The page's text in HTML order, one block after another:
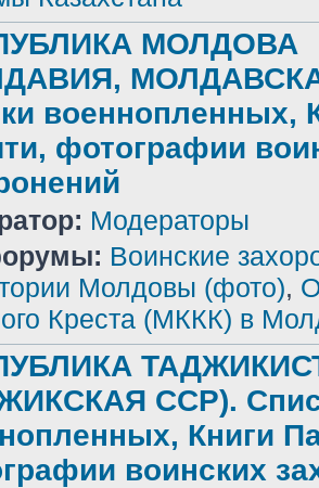
МОЛДОВА
военнопленных,
фотографии
Модераторы
Воинские
Молдовы (фото),
Креста (МККК) в
ССР).
Книги
воинских